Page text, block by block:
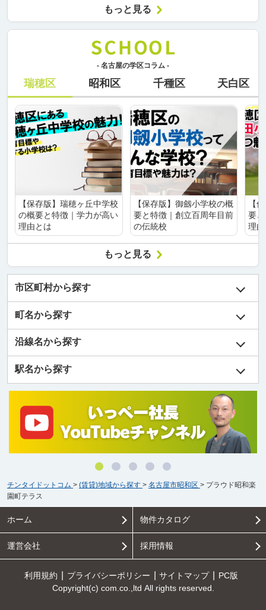
もっと見る
- 名古屋の学区コラム -
瑞穂区 昭和区 千種区 天白区
【保存版】瑞穂ヶ丘中学校
の概要と特徴｜学力が高い
理由とは
【保存版】御劔小学校の概
要と特徴｜創立百周年目前
の伝統校
【
要
理
もっと見る
市区町村から探す
町名から探す
沿線名から探す
駅名から探す
チンタイドットコム > (賃貸)地域から探す > 名古屋市昭和区 > プラウド昭和楽
園町テラス
ホーム 物件カタログ
運営会社 採用情報
利用規約 プライバシーポリシー サイトマップ
PC版
Copyright(c) com.co.,ltd All rights reserved.